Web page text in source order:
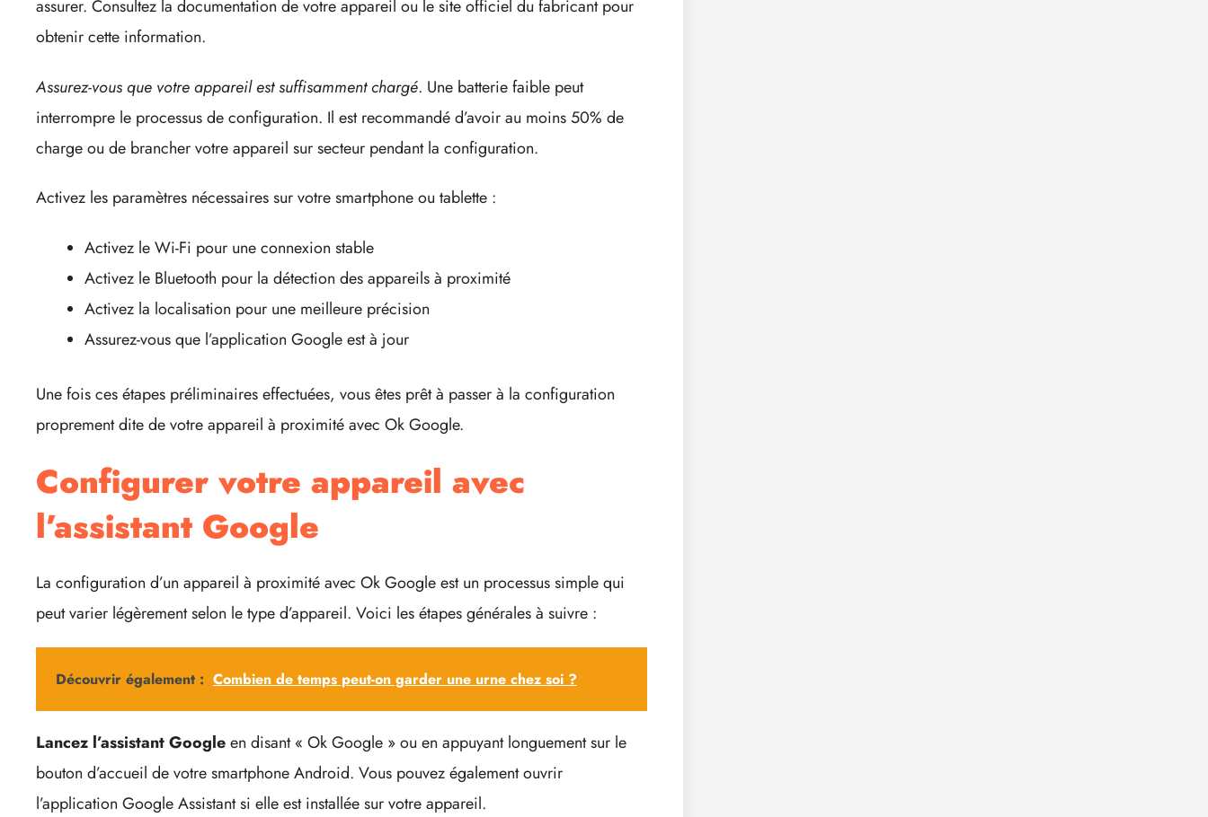
assurer. Consultez la documentation de votre appareil ou le site officiel du fabricant pour
obtenir cette information.
Assurez-vous que votre appareil est suffisamment chargé. Une batterie faible peut
interrompre le processus de configuration. Il est recommandé d’avoir au moins 50% de
charge ou de brancher votre appareil sur secteur pendant la configuration.
Activez les paramètres nécessaires sur votre smartphone ou tablette :
Activez le Wi-Fi pour une connexion stable
Activez le Bluetooth pour la détection des appareils à proximité
Activez la localisation pour une meilleure précision
Assurez-vous que l’application Google est à jour
Une fois ces étapes préliminaires effectuées, vous êtes prêt à passer à la configuration
proprement dite de votre appareil à proximité avec Ok Google.
Configurer votre appareil avec
l’assistant Google
La configuration d’un appareil à proximité avec Ok Google est un processus simple qui
peut varier légèrement selon le type d’appareil. Voici les étapes générales à suivre :
Découvrir également : Combien de temps peut-on garder une urne chez soi​ ?
Lancez l’assistant Googleen disant « Ok Google » ou en appuyant longuement sur le
bouton d’accueil de votre smartphone Android. Vous pouvez également ouvrir
l’application Google Assistant si elle est installée sur votre appareil.